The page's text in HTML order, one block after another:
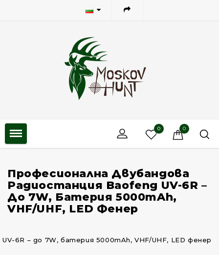
0 0
Професионална Двубандова
Радиостанция Baofeng UV-6R –
До 7W, Батерия 5000mAh,
VHF/UHF, LED Фенер
6R – до 7W, батерия 5000mAh, VHF/UHF, LED фенер